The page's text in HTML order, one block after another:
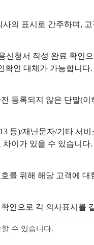
의 표시로 간주하며,
청서 작성 완료 확인
인 대체가 가능합니다
등록되지 않은 단말(이
등)/재난문자/기타 서
이가 있을 수 있습니다
를 위해 해당 고객에 대
인으로 각 의사표시를
수 있습니다.